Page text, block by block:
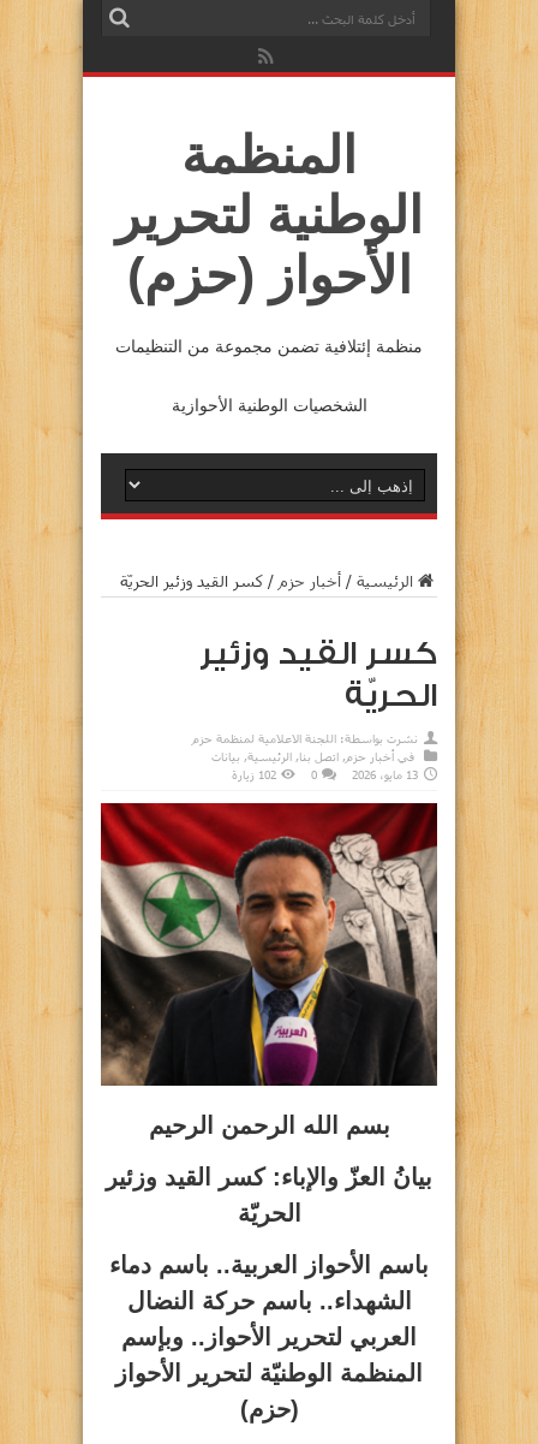
المنظمة
الوطنية لتحرير
الأحواز (حزم)
منظمة إئتلافية تضمن مجموعة من التنظيمات
الشخصيات الوطنية الأحوازية
الرئيسية / أخبار حزم / كسر القيد وزئير الحريّة
كسر القيد وزئير
الحريّة
نشرت بواسطة: اللجنة الاعلامية لمنظمة حزم
في أخبار حزم, اتصل بنا, الرئيسية, بيانات
13 مايو، 2026
0 102 زيارة
بسم الله الرحمن الرحيم
بيانُ العزّ والإباء: كسر القيد وزئير
الحريّة
باسم الأحواز العربية.. باسم دماء
الشهداء.. باسم حركة النضال
العربي لتحرير الأحواز.. وبإسم
المنظمة الوطنيّة لتحرير الأحواز
(حزم)